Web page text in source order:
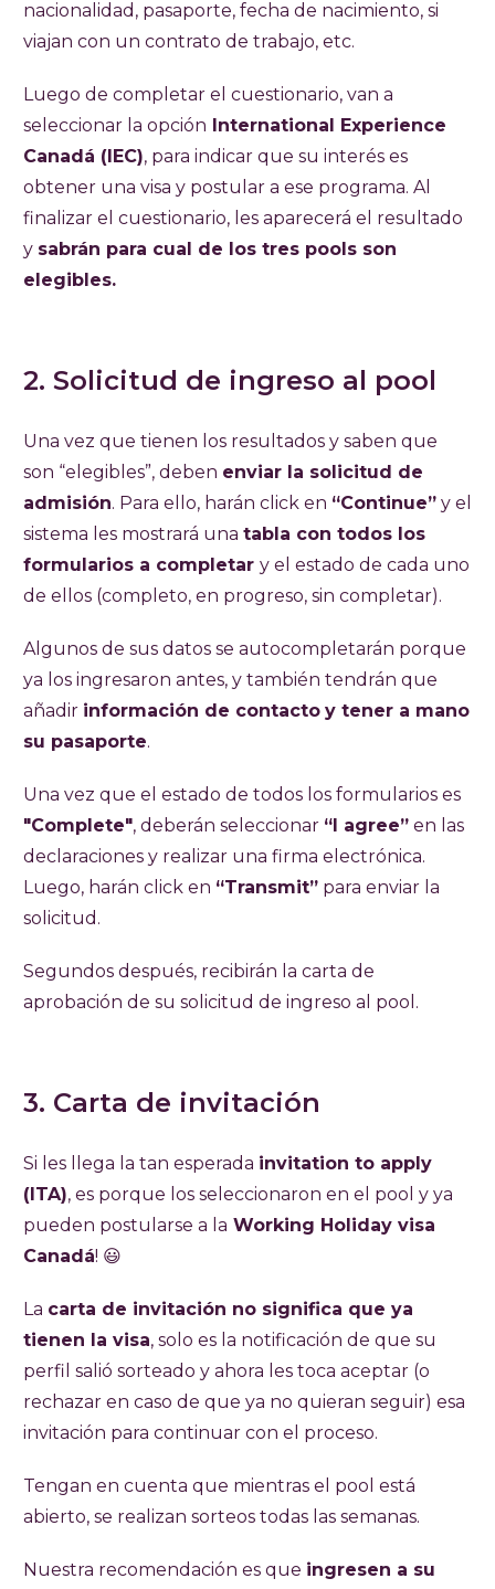
nacionalidad, pasaporte, fecha de nacimiento, si
viajan con un contrato de trabajo, etc.
Luego de completar el cuestionario, van a
seleccionar la opción International Experience
Canadá (IEC), para indicar que su interés es
obtener una visa y postular a ese programa. Al
finalizar el cuestionario, les aparecerá el resultado
y sabrán para cual de los tres pools son
elegibles.
2. Solicitud de ingreso al pool
Una vez que tienen los resultados y saben que
son “elegibles”, deben enviar la solicitud de
admisión. Para ello, harán click en “Continue” y el
sistema les mostrará una tabla con todos los
formularios a completar y el estado de cada uno
de ellos (completo, en progreso, sin completar).
Algunos de sus datos se autocompletarán porque
ya los ingresaron antes, y también tendrán que
añadir información de contacto y tener a mano
su pasaporte.
Una vez que el estado de todos los formularios es
"Complete", deberán seleccionar “I agree” en las
declaraciones y realizar una firma electrónica.
Luego, harán click en “Transmit” para enviar la
solicitud.
Segundos después, recibirán la carta de
aprobación de su solicitud de ingreso al pool.
3. Carta de invitación
Si les llega la tan esperada invitation to apply
(ITA), es porque los seleccionaron en el pool y ya
pueden postularse a la Working Holiday visa
Canadá! 😃
La carta de invitación no significa que ya
tienen la visa, solo es la notificación de que su
perfil salió sorteado y ahora les toca aceptar (o
rechazar en caso de que ya no quieran seguir) esa
invitación para continuar con el proceso.
Tengan en cuenta que mientras el pool está
abierto, se realizan sorteos todas las semanas.
Nuestra recomendación es que ingresen a su